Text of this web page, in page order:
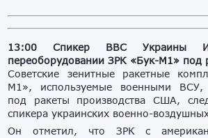
13:00 Спикер ВВС Украины
переоборудовании ЗРК «Бук-М1» под
Советские зенитные ракетные
М1», используемые военными ВСУ,
под ракеты производства США,
спикера украинских военно-
Он отметил, что ЗРК с